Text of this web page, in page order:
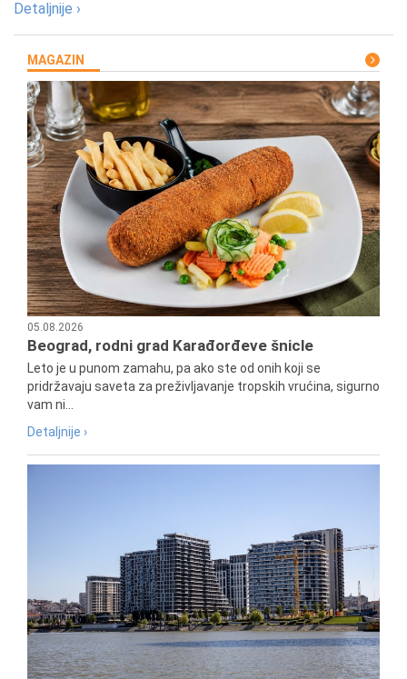
Detaljnije ›
MAGAZIN
05.08.2026
Beograd, rodni grad Karađorđeve šnicle
Leto je u punom zamahu, pa ako ste od onih koji se
pridržavaju saveta za preživljavanje tropskih vrućina, sigurno
vam ni...
Detaljnije ›